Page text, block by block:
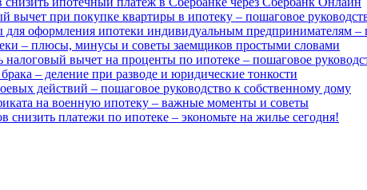
вычет при покупке квартиры в ипотеку – пошаговое
оформления ипотеки индивидуальным предпринимателям –
– плюсы, минусы и советы заемщиков простыми словами
вычет на проценты по ипотеке – пошаговое
– деление при разводе и юридические тонкости
действий – пошаговое руководство к собственному дому
на военную ипотеку – важные моменты и советы
снизить платежи по ипотеке – экономьте на жилье сегодня!